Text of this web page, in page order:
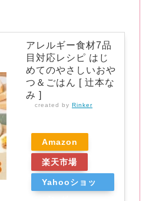
アレルギー食材7品
目対応レシピ はじ
めてのやさしいおや
つ＆ごはん [ 辻本な
み ]
created by Rinker
Amazon
楽天市場
Yahooショッ